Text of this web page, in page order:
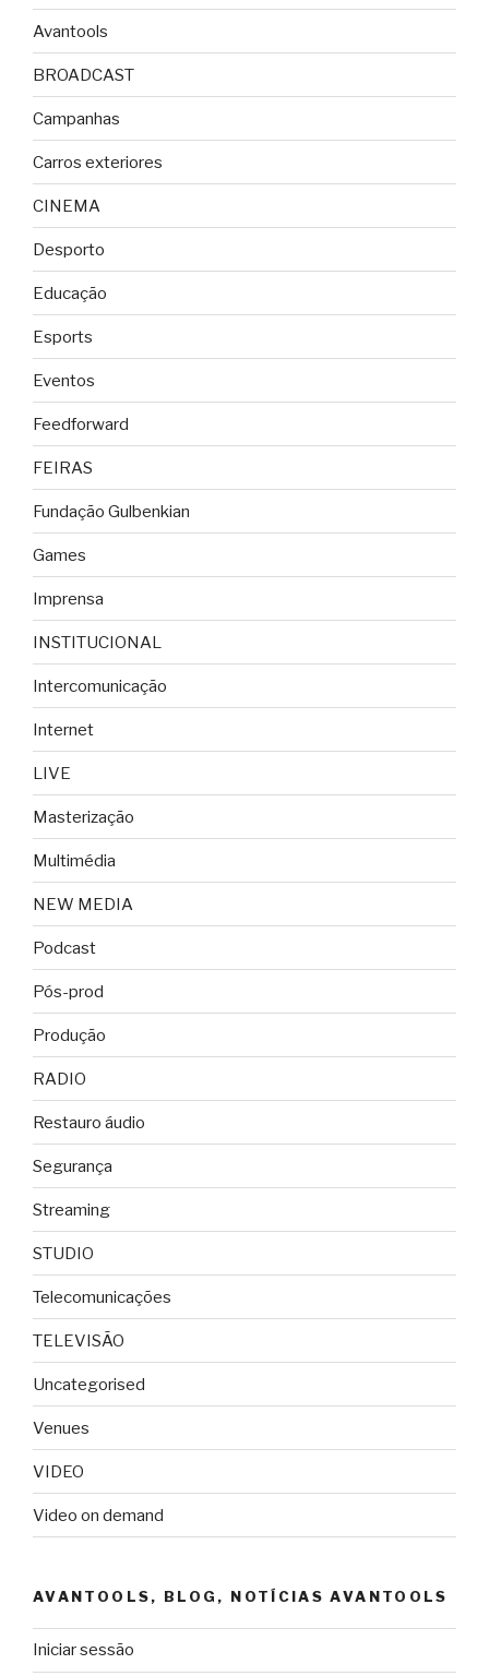
Avantools
BROADCAST
Campanhas
Carros exteriores
CINEMA
Desporto
Educação
Esports
Eventos
Feedforward
FEIRAS
Fundação Gulbenkian
Games
Imprensa
INSTITUCIONAL
Intercomunicação
Internet
LIVE
Masterização
Multimédia
NEW MEDIA
Podcast
Pós-prod
Produção
RADIO
Restauro áudio
Segurança
Streaming
STUDIO
Telecomunicações
TELEVISÃO
Uncategorised
Venues
VIDEO
Video on demand
AVANTOOLS, BLOG, NOTÍCIAS AVANTOOLS
Iniciar sessão